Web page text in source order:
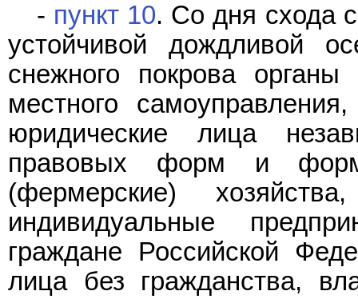
- пункт 10. Со дня схода
устойчивой дождливой
снежного покрова органы
местного
юридические лица
правовых форм и форм
(фермерские)
индивидуальные
граждане Российской
лица без гражданства,